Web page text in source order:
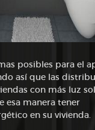
posibles para el
así que las
con más luz
esa manera tener
en su vivienda.